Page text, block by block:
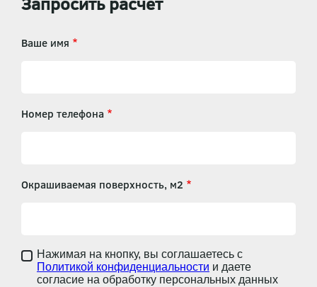
Ваше имя
Номер телефона
Окрашиваемая поверхность, м2
Нажимая на кнопку, вы соглашаетесь с
Политикой конфиденциальности и даете
согласие на обработку персональных данных